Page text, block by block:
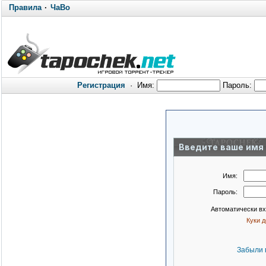
Правила· ЧаВо
Регистрация · Имя: Пароль:
Введите ваше имя
Имя:
Пароль:
Автоматически
Куки
Забыли